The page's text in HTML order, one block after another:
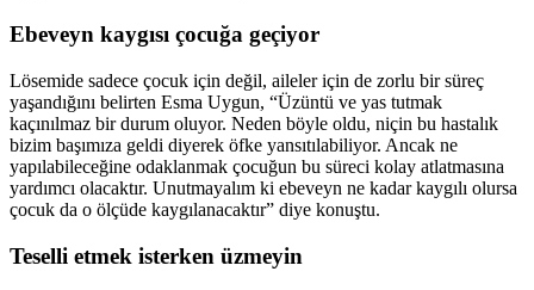
Ebeveyn kaygısı çocuğa geçiyor
Lösemide sadece çocuk için değil, aileler için de zorlu bir süreç
yaşandığını belirten Esma Uygun, “Üzüntü ve yas tutmak
kaçınılmaz bir durum oluyor. Neden böyle oldu, niçin bu hastalık
bizim başımıza geldi diyerek öfke yansıtılabiliyor. Ancak ne
yapılabileceğine odaklanmak çocuğun bu süreci kolay atlatmasına
yardımcı olacaktır. Unutmayalım ki ebeveyn ne kadar kaygılı olursa
çocuk da o ölçüde kaygılanacaktır” diye konuştu.
Teselli etmek isterken üzmeyin